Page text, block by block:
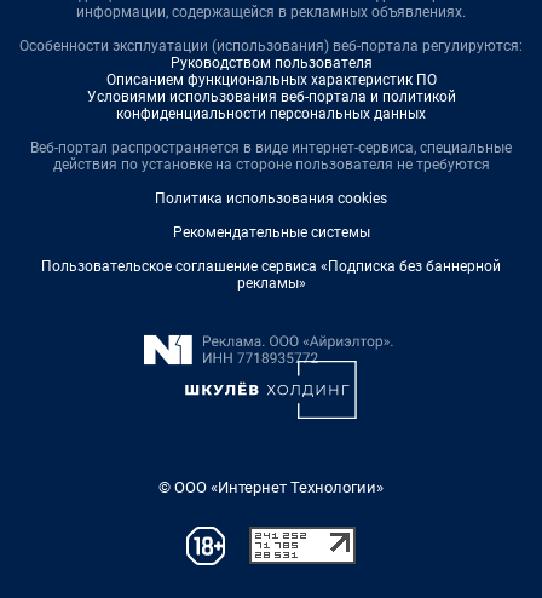
информации, содержащейся в рекламных объявлениях.
Особенности эксплуатации (использования) веб-портала регулируются:
Руководством пользователя
Описанием функциональных характеристик ПО
Условиями использования веб-портала и политикой
конфиденциальности персональных данных
Веб-портал распространяется в виде интернет-сервиса, специальные
действия по установке на стороне пользователя не требуются
Политика использования cookies
Рекомендательные системы
Пользовательское соглашение сервиса «Подписка без баннерной
рекламы»
© ООО «Интернет Технологии»